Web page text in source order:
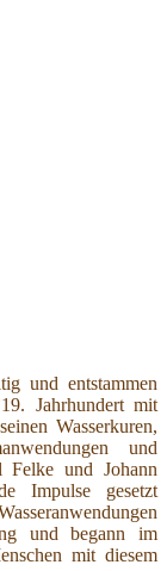
und entstammen
Jahrhundert mit
Wasserkuren,
und
Felke und Johann
Impulse gesetzt
und begann im
mit diesem